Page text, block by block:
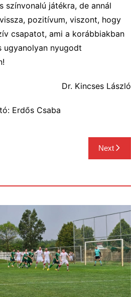
színvonalú játékra, de annál
pozitívum, viszont, hogy
csapatot, ami a korábbiakban
ugyanolyan nyugodt
Dr. Kincses László
Erdős Csaba
Next